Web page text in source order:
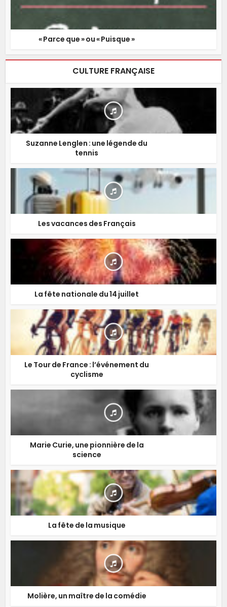
« Parce que » ou « Puisque »
CULTURE FRANÇAISE
Suzanne Lenglen : une légende du
tennis
Les vacances des Français
La fête nationale du 14 juillet
Le Tour de France : l’événement du
cyclisme
Marie Curie, une pionnière de la
science
La fête de la musique
Molière, un maître de la comédie